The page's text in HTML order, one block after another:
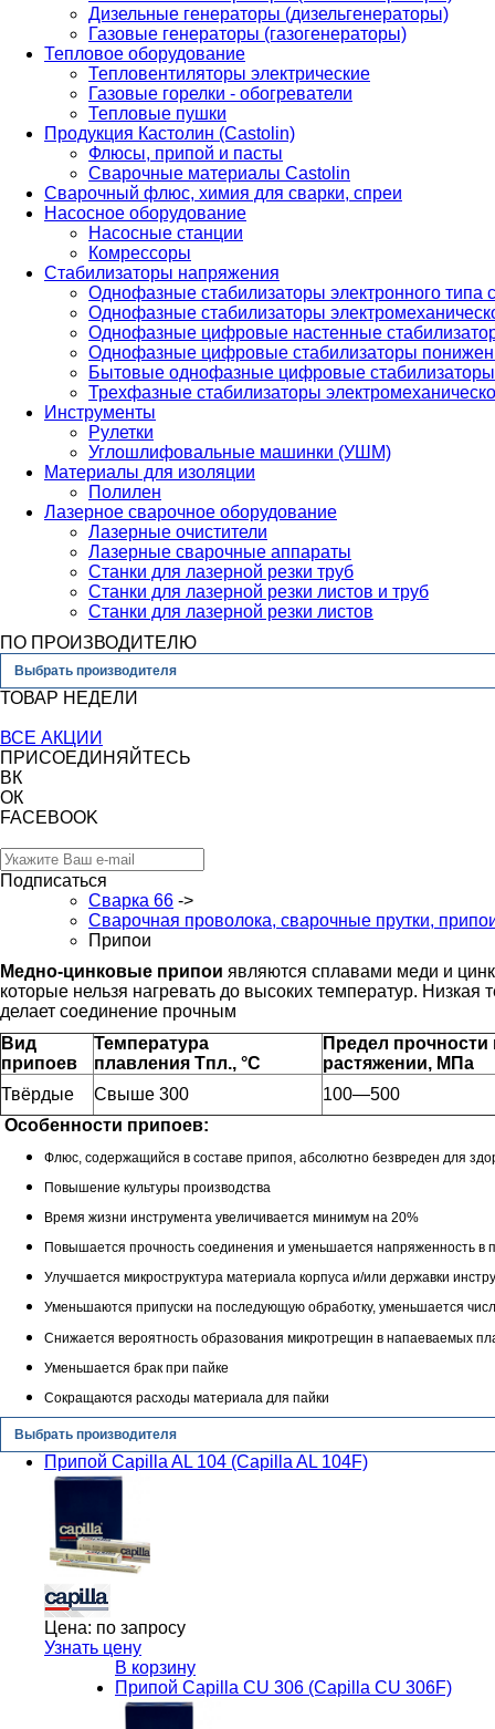
Дизельные генераторы (дизельгенераторы)
Газовые генераторы (газогенераторы)
Тепловое оборудование
Тепловентиляторы электрические
Газовые горелки - обогреватели
Тепловые пушки
Продукция Кастолин (Castolin)
Флюсы, припой и пасты
Сварочные материалы Castolin
Сварочный флюс, химия для сварки, спреи
Насосное оборудование
Насосные станции
Комрессоры
Стабилизаторы напряжения
Однофазные стабилизаторы электронного
Однофазные стабилизаторы
Однофазные цифровые настенные
Однофазные цифровые стабилизаторы
Бытовые однофазные цифровые стабилизаторы
Трехфазные стабилизаторы
Инструменты
Рулетки
Углошлифовальные машинки (УШМ)
Материалы для изоляции
Полилен
Лазерное сварочное оборудование
Лазерные очистители
Лазерные сварочные аппараты
Станки для лазерной резки труб
Станки для лазерной резки листов и труб
Станки для лазерной резки листов
ПО ПРОИЗВОДИТЕЛЮ
Выбрать производителя
ТОВАР НЕДЕЛИ
ВСЕ АКЦИИ
ПРИСОЕДИНЯЙТЕСЬ
ВК
ОК
FACEBOOK
Подписаться
Сварка 66 ->
Сварочная проволока, сварочные прутки,
Припои
Медно-цинковые припои являются сплавами меди и
которые нельзя нагревать до высоких температур.
делает соединение прочным
Вид
припоев
Температура
плавления Tпл., °C
Предел прочности
растяжении, МПа
Твёрдые
Свыше 300
100—500
Особенности припоев:
Флюс, содержащийся в составе припоя, абсолютно безвреден для
Повышение культуры производства
Время жизни инструмента увеличивается минимум на 20%
Повышается прочность соединения и уменьшается напряженность в
Улучшается микроструктура материала корпуса и/или державки
Уменьшаются припуски на последующую обработку, уменьшается
Снижается вероятность образования микротрещин в напаеваемых
Уменьшается брак при пайке
Сокращаются расходы материала для пайки
Выбрать производителя
Припой Capilla AL 104 (Capilla AL 104F)
Цена: по запросу
Узнать цену
В корзину
Припой Capilla CU 306 (Capilla CU 306F)